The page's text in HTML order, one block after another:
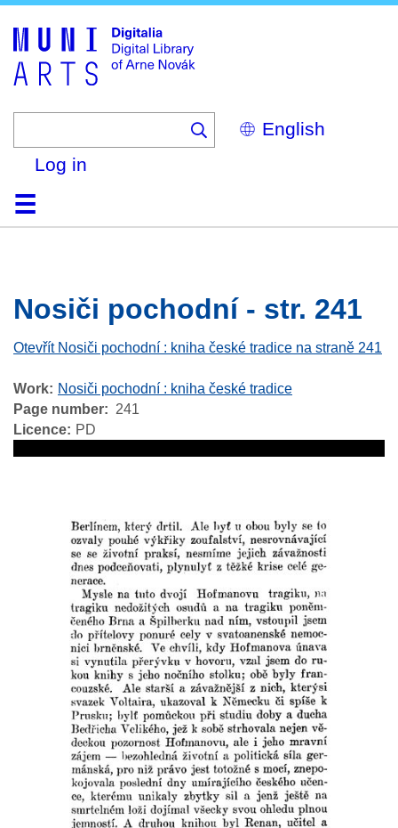
Select
your
Log in
HomeBrowse
Search
About
HelpContactDigitalia
Nosiči pochodní - str. 241
Otevřít Nosiči pochodní : kniha české tradice na straně 241
Work
Nosiči pochodní : kniha české tradice
Page number
241
Licence
PD